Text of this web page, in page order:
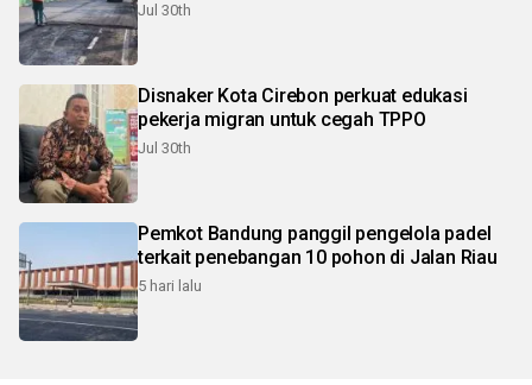
Jul 30th
Disnaker Kota Cirebon perkuat edukasi
pekerja migran untuk cegah TPPO
Jul 30th
Pemkot Bandung panggil pengelola padel
terkait penebangan 10 pohon di Jalan Riau
5 hari lalu